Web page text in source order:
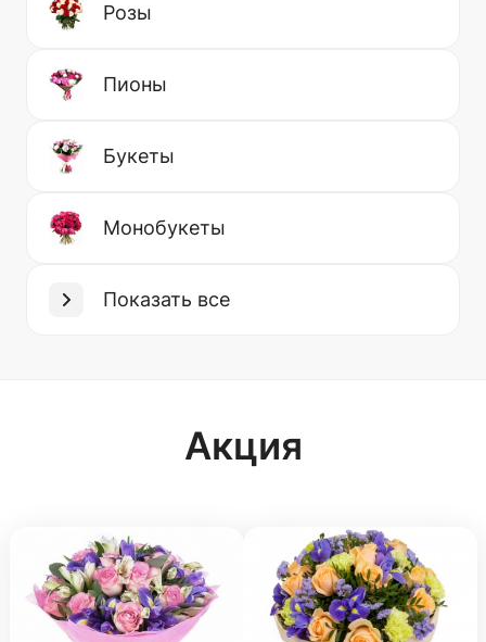
Розы
Пионы
Букеты
Монобукеты
Показать все
Акция